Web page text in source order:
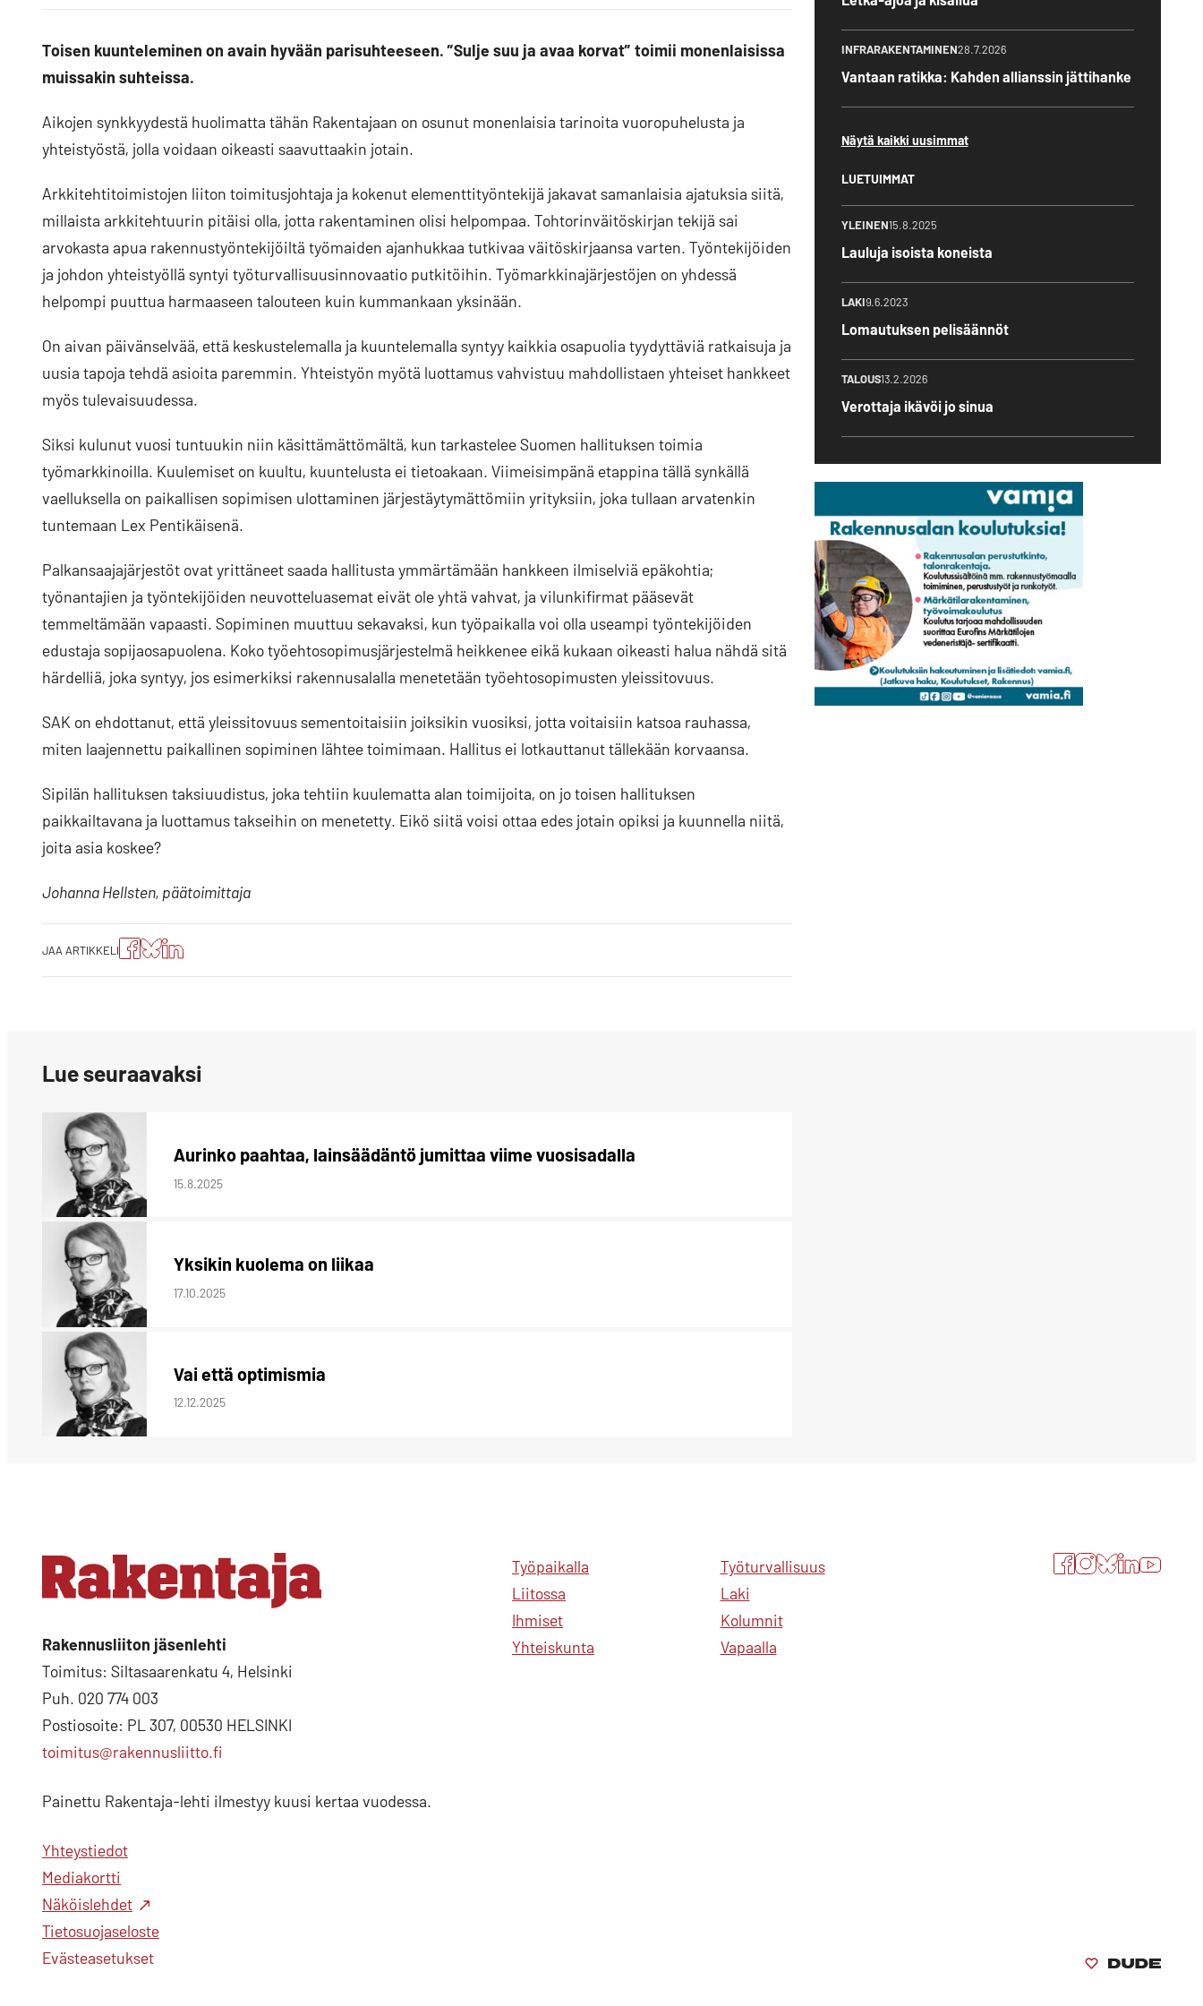
Toisen kuunteleminen on avain hyvään parisuhteeseen. ”Sulje suu ja avaa korvat” toimii monenlaisissa
muissakin suhteissa.
Aikojen synkkyydestä huolimatta tähän Rakentajaan on osunut monenlaisia tarinoita vuoropuhelusta ja
yhteistyöstä, jolla voidaan oikeasti saavuttaakin jotain.
Arkkitehtitoimistojen liiton toimitusjohtaja ja kokenut elementtityöntekijä jakavat samanlaisia ajatuksia siitä,
millaista arkkitehtuurin pitäisi olla, jotta rakentaminen olisi helpompaa. Tohtorinväitöskirjan tekijä sai
arvokasta apua rakennustyöntekijöiltä työmaiden ajanhukkaa tutkivaa väitöskirjaansa varten. Työntekijöiden
ja johdon yhteistyöllä syntyi työturvallisuusinnovaatio putkitöihin. Työmarkkinajärjestöjen on yhdessä
helpompi puuttua harmaaseen talouteen kuin kummankaan yksinään.
On aivan päivänselvää, että keskustelemalla ja kuuntelemalla syntyy kaikkia osapuolia tyydyttäviä ratkaisuja ja
uusia tapoja tehdä asioita paremmin. Yhteistyön myötä luottamus vahvistuu mahdollistaen yhteiset hankkeet
myös tulevaisuudessa.
Siksi kulunut vuosi tuntuukin niin käsittämättömältä, kun tarkastelee Suomen hallituksen toimia
työmarkkinoilla. Kuulemiset on kuultu, kuuntelusta ei tietoakaan. Viimeisimpänä etappina tällä synkällä
vaelluksella on paikallisen sopimisen ulottaminen järjestäytymättömiin yrityksiin, joka tullaan arvatenkin
tuntemaan Lex Pentikäisenä.
Palkansaajajärjestöt ovat yrittäneet saada hallitusta ymmärtämään hankkeen ilmiselviä epäkohtia;
työnantajien ja työntekijöiden neuvotteluasemat eivät ole yhtä vahvat, ja vilunkifirmat pääsevät
temmeltämään vapaasti. Sopiminen muuttuu sekavaksi, kun työpaikalla voi olla useampi työntekijöiden
edustaja sopijaosapuolena. Koko työehtosopimusjärjestelmä heikkenee eikä kukaan oikeasti halua nähdä sitä
härdelliä, joka syntyy, jos esimerkiksi rakennusalalla menetetään työehtosopimusten yleissitovuus.
SAK on ehdottanut, että yleissitovuus sementoitaisiin joiksikin vuosiksi, jotta voitaisiin katsoa rauhassa,
miten laajennettu paikallinen sopiminen lähtee toimimaan. Hallitus ei lotkauttanut tällekään korvaansa.
Sipilän hallituksen taksiuudistus, joka tehtiin kuulematta alan toimijoita, on jo toisen hallituksen
paikkailtavana ja luottamus takseihin on menetetty. Eikö siitä voisi ottaa edes jotain opiksi ja kuunnella niitä,
joita asia koskee?
Johanna Hellsten, päätoimittaja
JAA ARTIKKELI
JaaJaaJako:
INFRARAKENTAMINEN28.7.2026
Vantaan ratikka: Kahden allianssin jättihanke
Näytä kaikki uusimmat
LUETUIMMAT
YLEINEN15.8.2025
Lauluja isoista koneista
LAKI9.6.2023
Lomautuksen pelisäännöt
TALOUS13.2.2026
Verottaja ikävöi jo sinua
Lue seuraavaksi
Aurinko paahtaa, lainsäädäntö jumittaa viime vuosisadalla
15.8.2025
Yksikin kuolema on liikaa
17.10.2025
Vai että optimismia
12.12.2025
Rakennusliiton jäsenlehti
Toimitus: Siltasaarenkatu 4, Helsinki
Puh. 020 774 003
Postiosoite: PL 307, 00530 HELSINKI
toimitus@rakennusliitto.fi
Painettu Rakentaja-lehti ilmestyy kuusi kertaa vuodessa.
Yhteystiedot
Mediakortti
Näköislehdet
Tietosuojaseloste
Evästeasetukset
Työpaikalla
Liitossa
Ihmiset
Yhteiskunta
Työturvallisuus
Laki
Kolumnit
Vapaalla
Facebook
Instagram
Bluesky
LinkedIn
YouTube